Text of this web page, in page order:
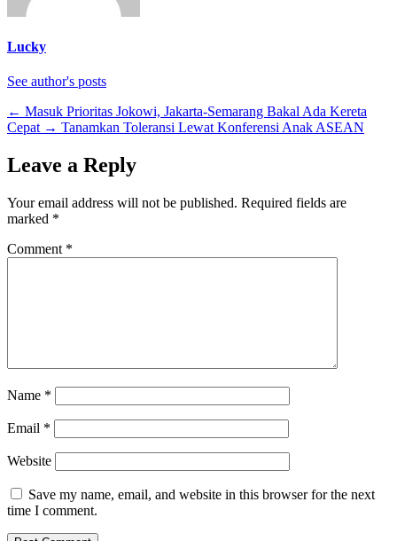
Lucky
See author's posts
← Masuk Prioritas Jokowi, Jakarta-Semarang Bakal Ada Kereta
Cepat → Tanamkan Toleransi Lewat Konferensi Anak ASEAN
Leave a Reply
Your email address will not be published. Required fields are
marked *
Comment *
Name *
Email *
Website
Save my name, email, and website in this browser for the next
time I comment.